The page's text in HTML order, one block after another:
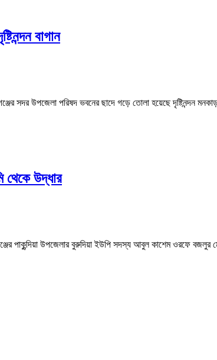
বাগান
উপজেলা পরিষদ ভবনের ছাদে গড়ে তোলা হয়েছে দৃষ্টিনন্দন
থেকে উদ্ধার
উপজেলার বুরুদিয়া ইউপি সদস্য আবুল কাশেম ওরফে বজলুর